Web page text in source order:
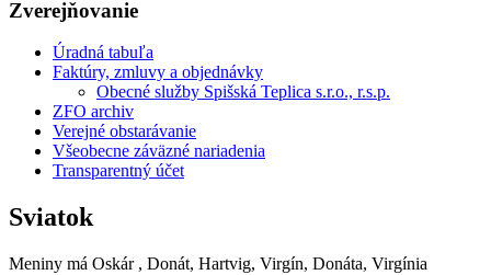
Zverejňovanie
Úradná tabuľa
Faktúry, zmluvy a objednávky
Obecné služby Spišská Teplica s.r.o., r.s.p.
ZFO archiv
Verejné obstarávanie
Všeobecne záväzné nariadenia
Transparentný účet
Sviatok
Meniny má Oskár , Donát, Hartvig, Virgín, Donáta, Virgínia